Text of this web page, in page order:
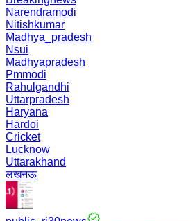
Narendramodi
Nitishkumar
Madhya_pradesh
Nsui
Madhyapradesh
Pmmodi
Rahulgandhi
Uttarpradesh
Haryana
Hardoi
Cricket
Lucknow
Uttarakhand
लखनऊ